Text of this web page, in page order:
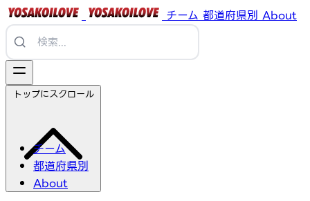
チーム 都道府県別 About
チーム
都道府県別
About
トップにスクロール